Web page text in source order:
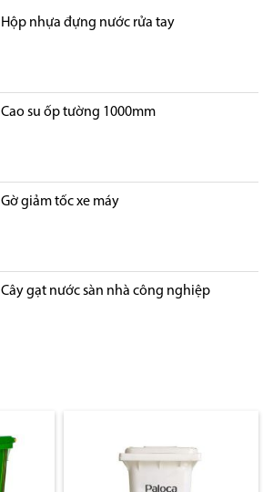
Hộp nhựa đựng nước rửa tay
Cao su ốp tường 1000mm
Gờ giảm tốc xe máy
Cây gạt nước sàn nhà công nghiệp